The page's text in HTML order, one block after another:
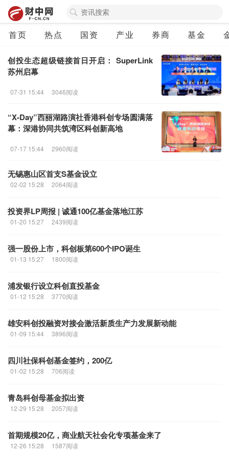
首页 热点 国资 产业 券商 基金
创投生态超级链接首日开启： SuperLink
苏州启幕
07-31 15:44 3046阅读
“X-Day”西丽湖路演社香港科创专场圆满落
幕：深港协同共筑湾区科创新高地
07-17 15:44 2960阅读
无锡惠山区首支S基金设立
02-02 15:28 2064阅读
投资界LP周报 | 诚通100亿基金落地江苏
01-20 15:27 2439阅读
强一股份上市， 科创板第600个IPO诞生
01-13 15:27 1800阅读
​浦发银行设立科创直投基金
01-12 15:28 3770阅读
雄安科创投融资对接会激活新质生产力发展新动能
01-09 15:44 3896阅读
四川社保科创基金签约，200亿
01-02 15:28 706阅读
青岛科创母基金拟出资
12-29 15:28 2057阅读
首期规模20亿，商业航天社会化专项基金来了
12-26 15:28 1587阅读